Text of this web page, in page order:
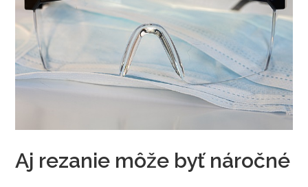
Aj rezanie môže byť náročné